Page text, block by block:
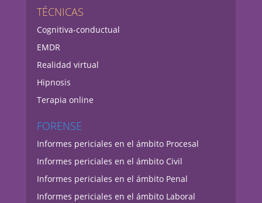
TÉCNICAS
Cognitiva-conductual
EMDR
Realidad virtual
Hipnosis
Terapia online
FORENSE
Informes periciales en el ámbito Procesal
Informes periciales en el ámbito Civil
Informes periciales en el ámbito Penal
Informes periciales en el ámbito Laboral